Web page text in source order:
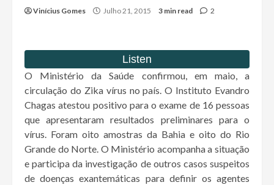
Vinícius Gomes Julho 21, 2015 3 min read 2
O Ministério da Saúde confirmou, em maio, a
circulação do Zika vírus no país. O Instituto Evandro
Chagas atestou positivo para o exame de 16 pessoas
que apresentaram resultados preliminares para o
vírus. Foram oito amostras da Bahia e oito do Rio
Grande do Norte. O Ministério acompanha a situação
e participa da investigação de outros casos suspeitos
de doenças exantemáticas para definir os agentes